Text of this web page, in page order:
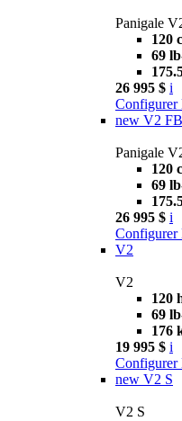
Panigale
120
69
26 995 $ i
Configurer
new V2
Panigale
120
69
26 995 $ i
Configurer
V2
V2
120
69
176
19 995 $ i
Configurer
new V2 S
V2 S